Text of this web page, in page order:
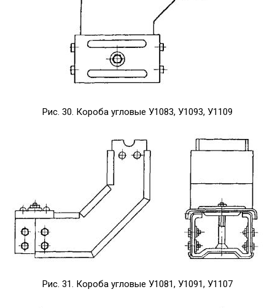
Рис. 30. Короба угловые У1083, У1093, У1109
Рис. 31. Короба угловые У1081, У1091, У1107